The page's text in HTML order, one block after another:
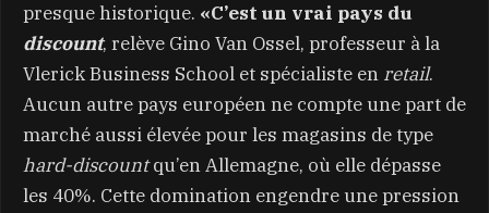
presque historique. «C’est un vrai pays du
discount, relève Gino Van Ossel, professeur à la
Vlerick Business School et spécialiste en retail.
Aucun autre pays européen ne compte une part de
marché aussi élevée pour les magasins de type
hard-discountqu’en Allemagne, où elle dépasse
les 40%. Cette domination engendre une pression